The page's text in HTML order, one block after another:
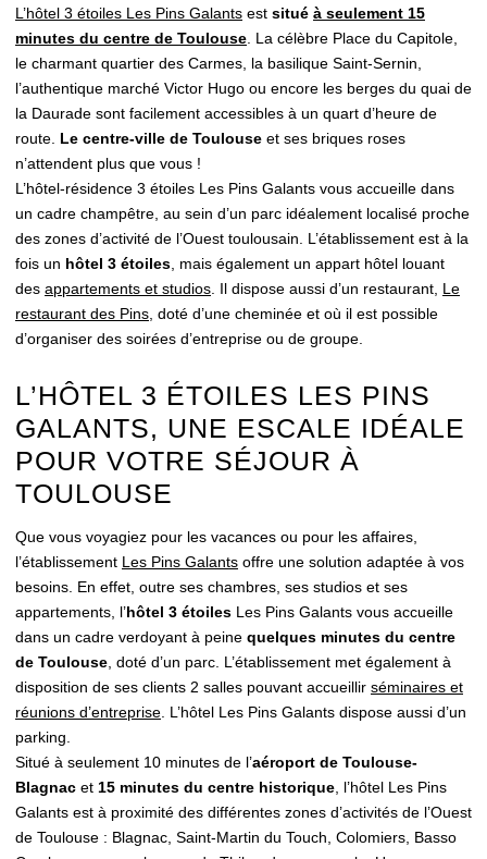
L’hôtel 3 étoiles Les Pins Galants est situé à seulement 15
minutes du centre de Toulouse . La célèbre Place du Capitole,
le charmant quartier des Carmes, la basilique Saint-Sernin,
l’authentique marché Victor Hugo ou encore les berges du quai de
la Daurade sont facilement accessibles à un quart d’heure de
route. Le centre-ville de Toulouse et ses briques roses
n’attendent plus que vous !
L’hôtel-résidence 3 étoiles Les Pins Galants vous accueille dans
un cadre champêtre, au sein d’un parc idéalement localisé proche
des zones d’activité de l’Ouest toulousain. L’établissement est à la
fois un hôtel 3 étoiles , mais également un appart hôtel louant
des appartements et studios . Il dispose aussi d’un restaurant, Le
restaurant des Pins , doté d’une cheminée et où il est possible
d’organiser des soirées d’entreprise ou de groupe.
L’HÔTEL 3 ÉTOILES LES PINS
GALANTS, UNE ESCALE IDÉALE
POUR VOTRE SÉJOUR À
TOULOUSE
Que vous voyagiez pour les vacances ou pour les affaires,
l’établissement Les Pins Galants offre une solution adaptée à vos
besoins. En effet, outre ses chambres, ses studios et ses
appartements, l’hôtel 3 étoiles Les Pins Galants vous accueille
dans un cadre verdoyant à peine quelques minutes du centre
de Toulouse , doté d’un parc. L’établissement met également à
disposition de ses clients 2 salles pouvant accueillir séminaires et
réunions d’entreprise . L’hôtel Les Pins Galants dispose aussi d’un
parking.
Situé à seulement 10 minutes de l’aéroport de Toulouse-
Blagnac et 15 minutes du centre historique , l’hôtel Les Pins
Galants est à proximité des différentes zones d’activités de l’Ouest
de Toulouse : Blagnac, Saint-Martin du Touch, Colomiers, Basso
ACCUEIL
ÉVÈNEMENTS
SÉMINAIRES
RÉCEPTIONS
GALERIE
ACTUALITÉS
CONTACTS